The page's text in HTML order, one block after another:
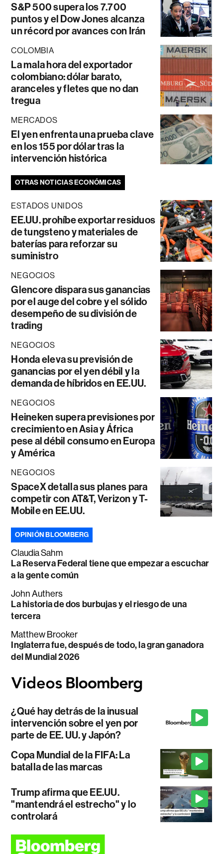
S&P 500 supera los 7.700
puntos y el Dow Jones alcanza
un récord por avances con Irán
COLOMBIA
La mala hora del exportador
colombiano: dólar barato,
aranceles y fletes que no dan
tregua
MERCADOS
El yen enfrenta una prueba clave
en los 155 por dólar tras la
intervención histórica
OTRAS NOTICIAS ECONÓMICAS
ESTADOS UNIDOS
EE.UU. prohíbe exportar residuos
de tungsteno y materiales de
baterías para reforzar su
suministro
NEGOCIOS
Glencore dispara sus ganancias
por el auge del cobre y el sólido
desempeño de su división de
trading
NEGOCIOS
Honda eleva su previsión de
ganancias por el yen débil y la
demanda de híbridos en EE.UU.
NEGOCIOS
Heineken supera previsiones por
crecimiento en Asia y África
pese al débil consumo en Europa
y América
NEGOCIOS
SpaceX detalla sus planes para
competir con AT&T, Verizon y T-
Mobile en EE.UU.
OPINIÓN BLOOMBERG
Claudia Sahm
La Reserva Federal tiene que empezar a escuchar
a la gente común
John Authers
La historia de dos burbujas y el riesgo de una
tercera
Matthew Brooker
Inglaterra fue, después de todo, la gran ganadora
del Mundial 2026
¿Qué hay detrás de la inusual
intervención sobre el yen por
parte de EE. UU. y Japón?
Copa Mundial de la FIFA: La
batalla de las marcas
Trump afirma que EE.UU.
"mantendrá el estrecho" y lo
controlará